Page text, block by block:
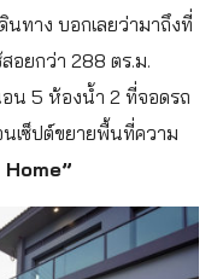
นทาง บอกเลยว่ามาถึงที่
อยกว่า 288 ตร.ม.
น 5 ห้องน้ำ 2 ที่จอดรถ
เซ็ปต์ขยายพื้นที่ความ